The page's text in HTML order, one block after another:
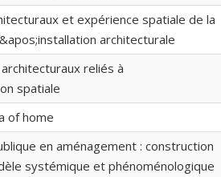
et expérience spatiale de la
architecturale
reliés à
spatiale
of home
en aménagement : construction
systémique et phénoménologique